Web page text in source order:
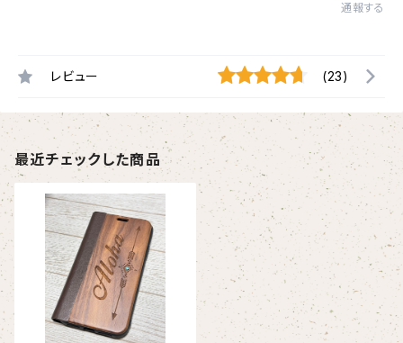
通報する
レビュー (23)
最近チェックした商品